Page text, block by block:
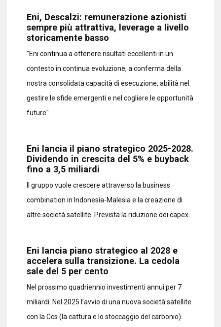
Eni, Descalzi: remunerazione azionisti
sempre più attrattiva, leverage a livello
storicamente basso
"Eni continua a ottenere risultati eccellenti in un
contesto in continua evoluzione, a conferma della
nostra consolidata capacità di esecuzione, abilità nel
gestire le sfide emergenti e nel cogliere le opportunità
future".
Eni lancia il piano strategico 2025-2028.
Dividendo in crescita del 5% e buyback
fino a 3,5 miliardi
Il gruppo vuole crescere attraverso la business
combination in Indonesia-Malesia e la creazione di
altre società satellite. Prevista la riduzione dei capex.
Eni lancia piano strategico al 2028 e
accelera sulla transizione. La cedola
sale del 5 per cento
Nel prossimo quadriennio investimenti annui per 7
miliardi. Nel 2025 l’avvio di una nuova società satellite
con la Ccs (la cattura e lo stoccaggio del carbonio).